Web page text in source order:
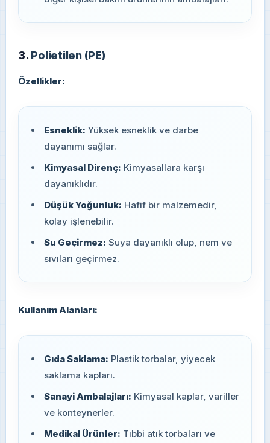
3. Polietilen (PE)
Özellikler:
Esneklik: Yüksek esneklik ve darbe
dayanımı sağlar.
Kimyasal Direnç: Kimyasallara karşı
dayanıklıdır.
Düşük Yoğunluk: Hafif bir malzemedir,
kolay işlenebilir.
Su Geçirmez: Suya dayanıklı olup, nem ve
sıvıları geçirmez.
Kullanım Alanları:
Gıda Saklama: Plastik torbalar, yiyecek
saklama kapları.
Sanayi Ambalajları: Kimyasal kaplar, variller
ve konteynerler.
Medikal Ürünler: Tıbbi atık torbaları ve